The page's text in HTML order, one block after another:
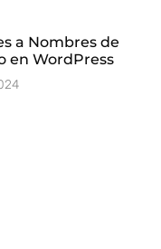
a Nombres de
en WordPress